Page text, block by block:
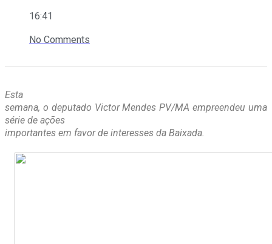
16:41
No Comments
Esta
semana, o deputado Victor Mendes PV/MA empreendeu uma
série de ações
importantes em favor de interesses da Baixada.